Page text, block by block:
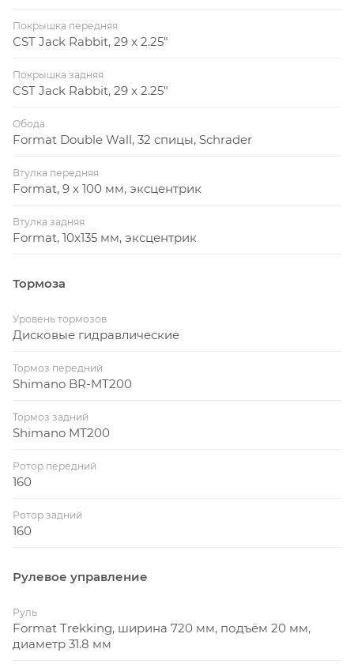
Покрышка передняя
CST Jack Rabbit, 29 x 2.25"
Покрышка задняя
CST Jack Rabbit, 29 x 2.25"
Обода
Format Double Wall, 32 спицы, Schrader
Втулка передняя
Format, 9 x 100 мм, эксцентрик
Втулка задняя
Format, 10x135 мм, эксцентрик
Тормоза
Уровень тормозов
Дисковые гидравлические
Тормоз передний
Shimano BR-MT200
Тормоз задний
Shimano MT200
Ротор передний
160
Ротор задний
160
Рулевое управление
Руль
Format Trekking, ширина 720 мм, подъём 20 мм,
диаметр 31.8 мм